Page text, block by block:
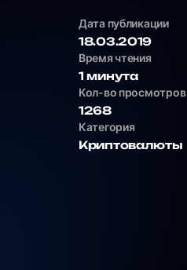
Дата публикации
18.03.2019
Время чтения
1 минута
Кол-во просмотров
1268
Категория
Криптовалюты